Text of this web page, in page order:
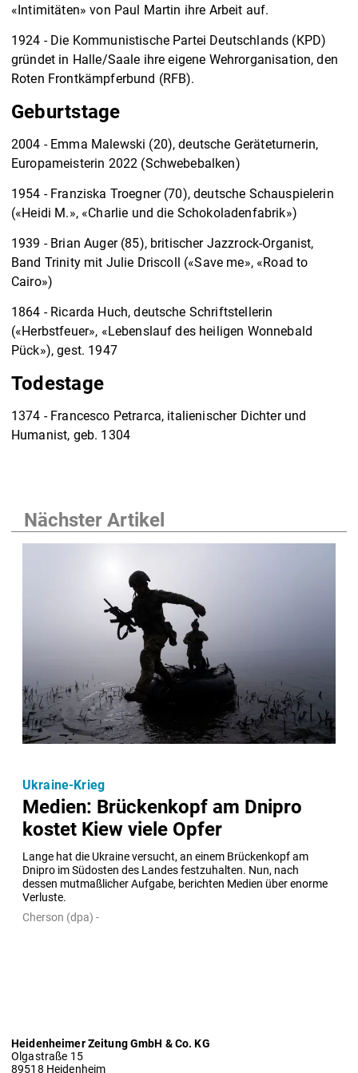
«Intimitäten» von Paul Martin ihre Arbeit auf.
1924 - Die Kommunistische Partei Deutschlands (KPD)
gründet in Halle/Saale ihre eigene Wehrorganisation, den
Roten Frontkämpferbund (RFB).
Geburtstage
2004 - Emma Malewski (20), deutsche Geräteturnerin,
Europameisterin 2022 (Schwebebalken)
1954 - Franziska Troegner (70), deutsche Schauspielerin
(«Heidi M.», «Charlie und die Schokoladenfabrik»)
1939 - Brian Auger (85), britischer Jazzrock-Organist,
Band Trinity mit Julie Driscoll («Save me», «Road to
Cairo»)
1864 - Ricarda Huch, deutsche Schriftstellerin
(«Herbstfeuer», «Lebenslauf des heiligen Wonnebald
Pück»), gest. 1947
Todestage
1374 - Francesco Petrarca, italienischer Dichter und
Humanist, geb. 1304
Nächster Artikel
Medien: Brückenkopf am Dnipro
kostet Kiew viele Opfer
Lange hat die Ukraine versucht, an einem Brückenkopf am
Dnipro im Südosten des Landes festzuhalten. Nun, nach
dessen mutmaßlicher Aufgabe, berichten Medien über enorme
Verluste.
Ukraine-Krieg
Cherson (dpa) -
Heidenheimer Zeitung GmbH & Co. KG
Olgastraße 15
89518 Heidenheim